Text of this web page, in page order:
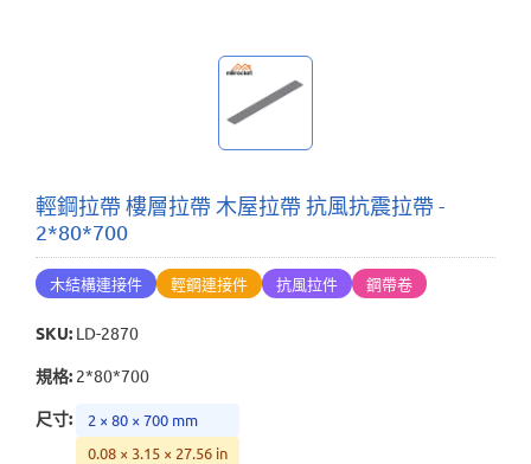
輕鋼拉帶 樓層拉帶 木屋拉帶 抗風抗震拉帶 -
2*80*700
木結構連接件 輕鋼連接件 抗風拉件 鋼帶卷
SKU: LD-2870
規格: 2*80*700
尺寸:
2 × 80 × 700 mm
0.08 × 3.15 × 27.56 in